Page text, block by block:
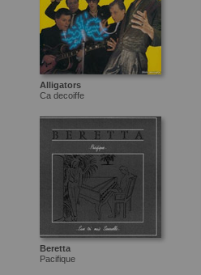
Alligators
Ca decoiffe
Beretta
Pacifique